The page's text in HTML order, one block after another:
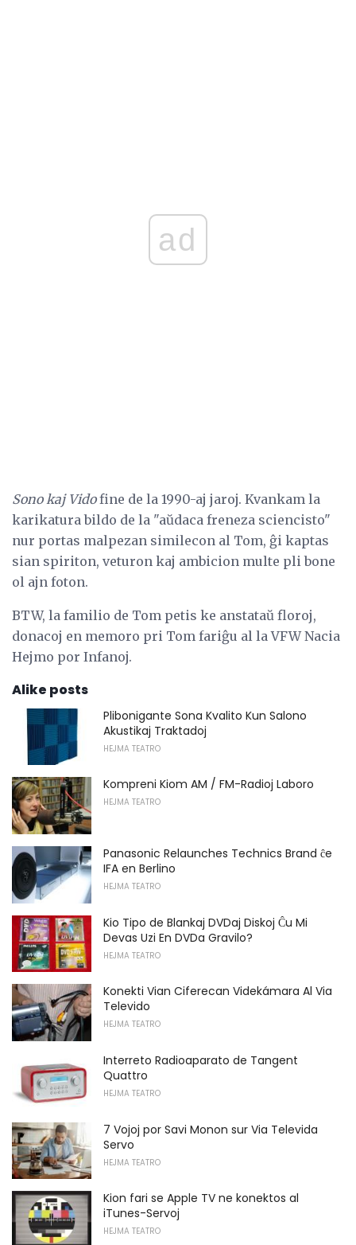
ad
Sono kaj Vidofine de la 1990-aj jaroj. Kvankam la
karikatura bildo de la "aŭdaca freneza sciencisto"
nur portas malpezan similecon al Tom, ĝi kaptas
sian spiriton, veturon kaj ambicion multe pli bone
ol ajn foton.
BTW, la familio de Tom petis ke anstataŭ floroj,
donacoj en memoro pri Tom fariĝu al la VFW Nacia
Hejmo por Infanoj.
Alike posts
Plibonigante Sona Kvalito Kun Salono
Akustikaj Traktadoj
HEJMA TEATRO
Kompreni Kiom AM / FM-Radioj Laboro
HEJMA TEATRO
Panasonic Relaunches Technics Brand ĉe
IFA en Berlino
HEJMA TEATRO
Kio Tipo de Blankaj DVDaj Diskoj Ĉu Mi
Devas Uzi En DVDa Gravilo?
HEJMA TEATRO
Konekti Vian Ciferecan Videkámara Al Via
Televido
HEJMA TEATRO
Interreto Radioaparato de Tangent
Quattro
HEJMA TEATRO
7 Vojoj por Savi Monon sur Via Televida
Servo
HEJMA TEATRO
Kion fari se Apple TV ne konektos al
iTunes-Servoj
HEJMA TEATRO